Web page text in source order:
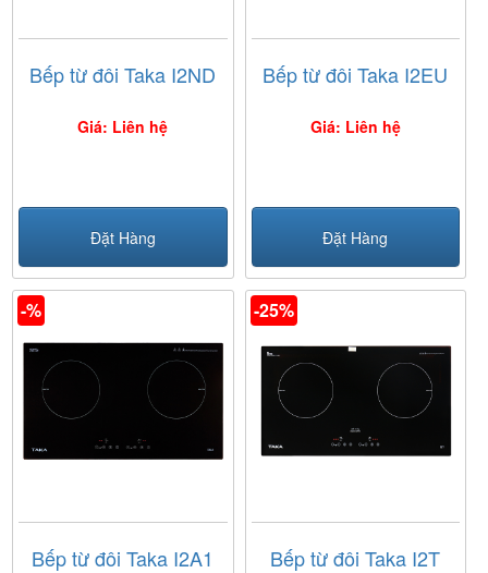
Bếp từ đôi Taka I2ND
Giá: Liên hệ
Đặt Hàng
Bếp từ đôi Taka I2EU
Giá: Liên hệ
Đặt Hàng
-%
Bếp từ đôi Taka I2A1
-25%
Bếp từ đôi Taka I2T